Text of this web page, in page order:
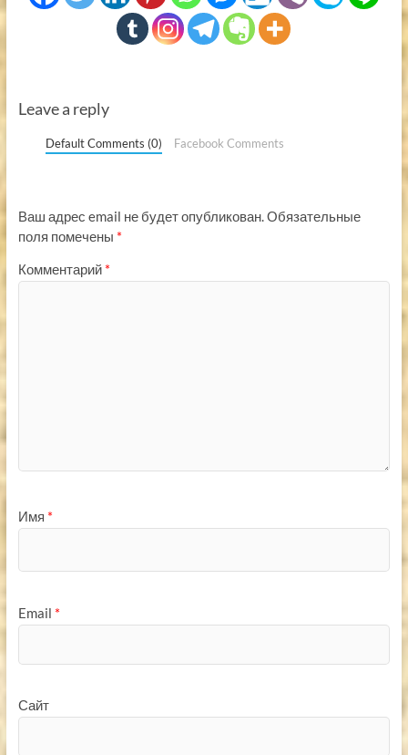
Leave a reply
Default Comments (0) Facebook Comments
Ваш адрес email не будет опубликован.Обязательные
поля помечены *
Комментарий *
Имя *
Email *
Сайт